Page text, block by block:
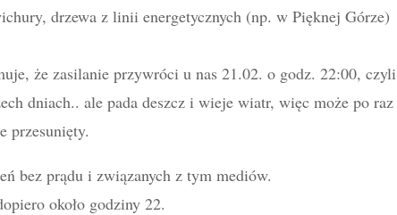
drzewa z linii energetycznych (np. w Pięknej Górze)
że zasilanie przywróci u nas 21.02. o godz. 22:00, czyli
dniach.. ale pada deszcz i wieje wiatr, więc może po raz
przesunięty.
bez prądu i związanych z tym mediów.
około godziny 22.